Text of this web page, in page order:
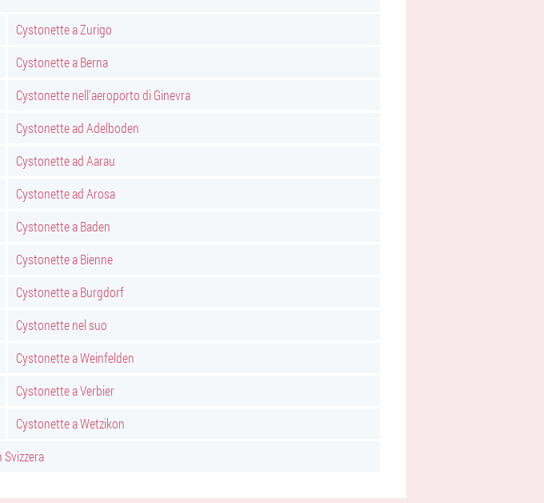
Cystonette a Zurigo
Cystonette a Berna
Cystonette nell'aeroporto di Ginevra
Cystonette ad Adelboden
Cystonette ad Aarau
Cystonette ad Arosa
Cystonette a Baden
Cystonette a Bienne
Cystonette a Burgdorf
Cystonette nel suo
Cystonette a Weinfelden
Cystonette a Verbier
Cystonette a Wetzikon
Svizzera